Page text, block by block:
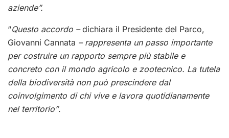
aziende”.
“Questo accordo –dichiara il Presidente del Parco,
Giovanni Cannata – rappresenta un passo importante
per costruire un rapporto sempre più stabile e
concreto con il mondo agricolo e zootecnico. La tutela
della biodiversità non può prescindere dal
coinvolgimento di chi vive e lavora quotidianamente
nel territorio”.